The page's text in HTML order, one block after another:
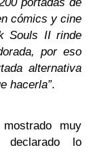
cómics y cine
Souls II rinde
por eso
alternativa
hacerla”.
muy
lo